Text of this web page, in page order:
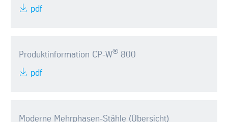
pdf
Produktinformation CP-W®800
pdf
Moderne Mehrphasen-Stähle (Übersicht)